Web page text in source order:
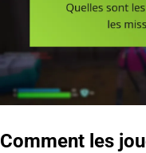
Comment les